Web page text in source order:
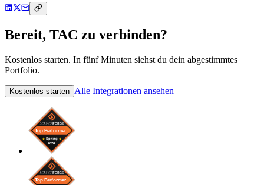
Bereit, TAC zu verbinden?
Kostenlos starten. In fünf Minuten siehst du dein abgestimmtes
Portfolio.
Kostenlos starten Alle Integrationen ansehen